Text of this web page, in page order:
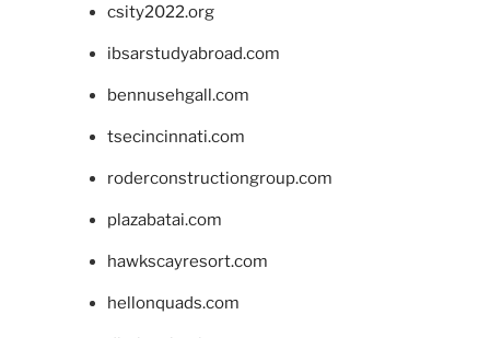
csity2022.org
ibsarstudyabroad.com
bennusehgall.com
tsecincinnati.com
roderconstructiongroup.com
plazabatai.com
hawkscayresort.com
hellonquads.com